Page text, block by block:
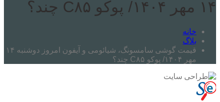
۱۴ مهر ۱۴۰۴/ پوکو C۸۵ چند؟
خانه
بلاگ
قیمت گوشی سامسونگ، شیائومی و آیفون امروز دوشنبه ۱۴
مهر ۱۴۰۴/ پوکو C۸۵ چند؟